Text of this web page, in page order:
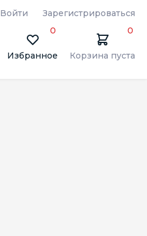
Войти Зарегистрироваться
Избранное
0
Корзина пуста
0